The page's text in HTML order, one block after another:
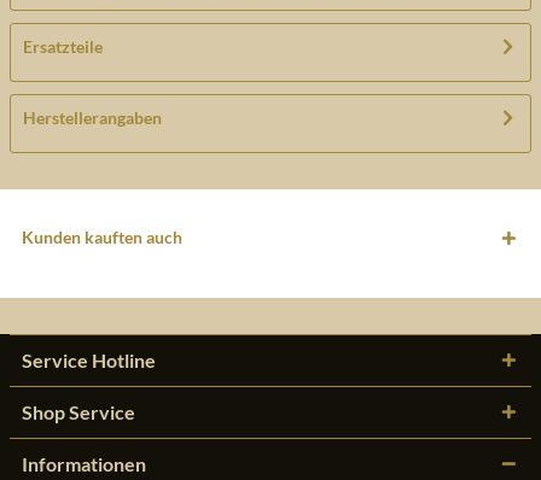
Ersatzteile
Herstellerangaben
Kunden kauften auch
Service Hotline
Shop Service
Informationen